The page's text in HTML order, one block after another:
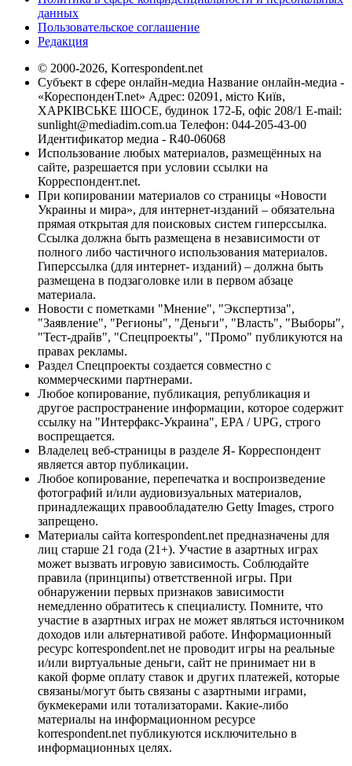
данных
Пользовательское соглашение
Редакция
© 2000-2026, Korrespondent.net
Субъект в сфере онлайн-медиа Название онлайн-медиа -
«КореспонденТ.net» Адрес: 02091, місто Київ,
ХАРКІВСЬКЕ ШОСЕ, будинок 172-Б, офіс 208/1 E-mail:
sunlight@mediadim.com.ua Телефон: 044-205-43-00
Идентификатор медиа - R40-06068
Использование любых материалов, размещённых на
сайте, разрешается при условии ссылки на
Корреспондент.net.
При копировании материалов со страницы «Новости
Украины и мира», для интернет-изданий – обязательна
прямая открытая для поисковых систем гиперссылка.
Ссылка должна быть размещена в независимости от
полного либо частичного использования материалов.
Гиперссылка (для интернет- изданий) – должна быть
размещена в подзаголовке или в первом абзаце
материала.
Новости с пометками "Мнение", "Экспертиза",
"Заявление", "Регионы", "Деньги", "Власть", "Выборы",
"Тест-драйв", "Спецпроекты", "Промо" публикуются на
правах рекламы.
Раздел Спецпроекты создается совместно с
коммерческими партнерами.
Любое копирование, публикация, републикация и
другое распространение информации, которое содержит
ссылку на "Интерфакс-Украина", EPA / UPG, строго
воспрещается.
Владелец веб-страницы в разделе Я- Корреспондент
является автор публикации.
Любое копирование, перепечатка и воспроизведение
фотографий и/или аудиовизуальных материалов,
принадлежащих правообладателю Getty Images, строго
запрещено.
Материалы сайта korrespondent.net предназначены для
лиц старше 21 года (21+). Участие в азартных играх
может вызвать игровую зависимость. Соблюдайте
правила (принципы) ответственной игры. При
обнаружении первых признаков зависимости
немедленно обратитесь к специалисту. Помните, что
участие в азартных играх не может являться источником
доходов или альтернативой работе. Информационный
ресурс korrespondent.net не проводит игры на реальные
и/или виртуальные деньги, сайт не принимает ни в
какой форме оплату ставок и других платежей, которые
связаны/могут быть связаны с азартными играми,
букмекерами или тотализаторами. Какие-либо
материалы на информационном ресурсе
korrespondent.net публикуются исключительно в
информационных целях.